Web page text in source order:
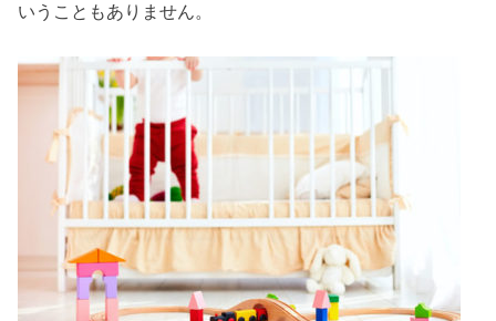
いうこともありません。